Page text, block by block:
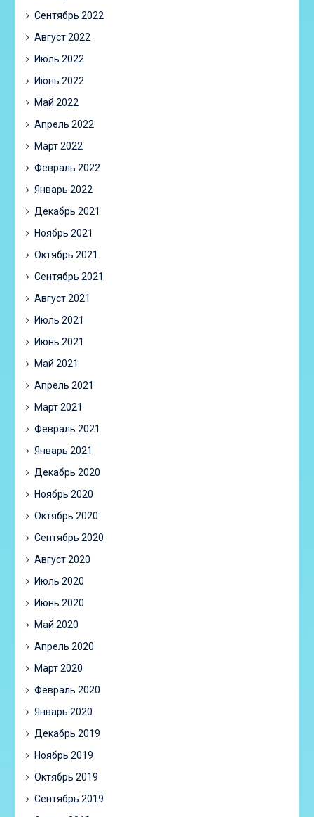
Сентябрь 2022
Август 2022
Июль 2022
Июнь 2022
Май 2022
Апрель 2022
Март 2022
Февраль 2022
Январь 2022
Декабрь 2021
Ноябрь 2021
Октябрь 2021
Сентябрь 2021
Август 2021
Июль 2021
Июнь 2021
Май 2021
Апрель 2021
Март 2021
Февраль 2021
Январь 2021
Декабрь 2020
Ноябрь 2020
Октябрь 2020
Сентябрь 2020
Август 2020
Июль 2020
Июнь 2020
Май 2020
Апрель 2020
Март 2020
Февраль 2020
Январь 2020
Декабрь 2019
Ноябрь 2019
Октябрь 2019
Сентябрь 2019